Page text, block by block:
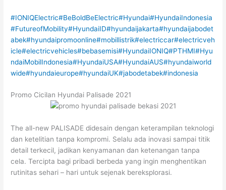
#IONIQElectric#BeBoldBeElectric#Hyundai#HyundaiIndonesia
#FutureofMobility#HyundaiID#hyundaijakarta#hyundaijabodet
abek#hyundaipromoonline#mobillistrik#electriccar#electricveh
icle#electricvehicles#bebasemisi#HyundaiIONIQ#PTHMI#Hyu
ndaiMobilIndonesia#HyundaiUSA#HyundaiAUS#hyundaiworld
wide#hyundaieurope#hyundaiUK#jabodetabek#indonesia
Promo Cicilan Hyundai Palisade 2021
The all-new PALISADE didesain dengan keterampilan teknologi
dan ketelitian tanpa kompromi. Selalu ada inovasi sampai titik
detail terkecil, jadikan kenyamanan dan ketenangan tanpa
cela. Tercipta bagi pribadi berbeda yang ingin menghentikan
rutinitas sehari – hari untuk sejenak bereksplorasi.